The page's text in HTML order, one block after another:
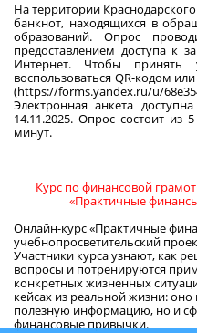
На территории
банкнот, находящихся в
образований. Опрос
предоставлением доступа к
Интернет. Чтобы принять
воспользоваться QR-кодом
(https://forms.yandex.ru/u/
Электронная анкета
14.11.2025. Опрос состоит
минут.
Курс по финансовой
«Практичные
Онлайн-курс «Практичные
учебнопросветительский
Участники курса узнают, как
вопросы и потренируются
конкретных жизненных
кейсах из реальной жизни:
полезную информацию, но и
финансовые привычки.